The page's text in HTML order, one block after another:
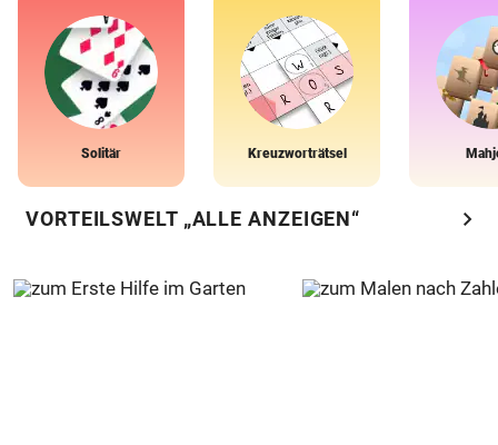
Solitär Kreuzworträtsel
VORTEILSWELT „ALLE ANZEIGEN“ chevron_right